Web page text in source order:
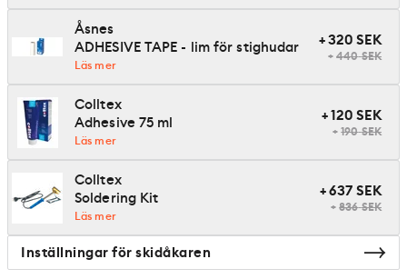
Åsnes
ADHESIVE TAPE - lim för stighudar
Läs mer
+320 SEK
+ 440SEK
Colltex
Adhesive 75 ml
Läs mer
+120 SEK
+ 190SEK
Colltex
Soldering Kit
Läs mer
+637 SEK
+ 836SEK
Inställningar för skidåkaren